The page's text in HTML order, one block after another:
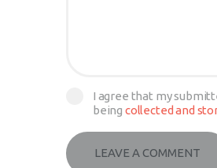
I agree that my
being collected and